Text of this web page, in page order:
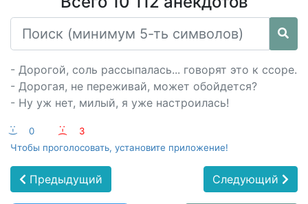
- Дорогой, соль рассыпалась... говорят это к ссоре.
- Дорогая, не переживай, может обойдется?
- Ну уж нет, милый, я уже настроилась!
:-) 0 :-(
3
Чтобы проголосовать, установите приложение!
Предыдущий Следующий